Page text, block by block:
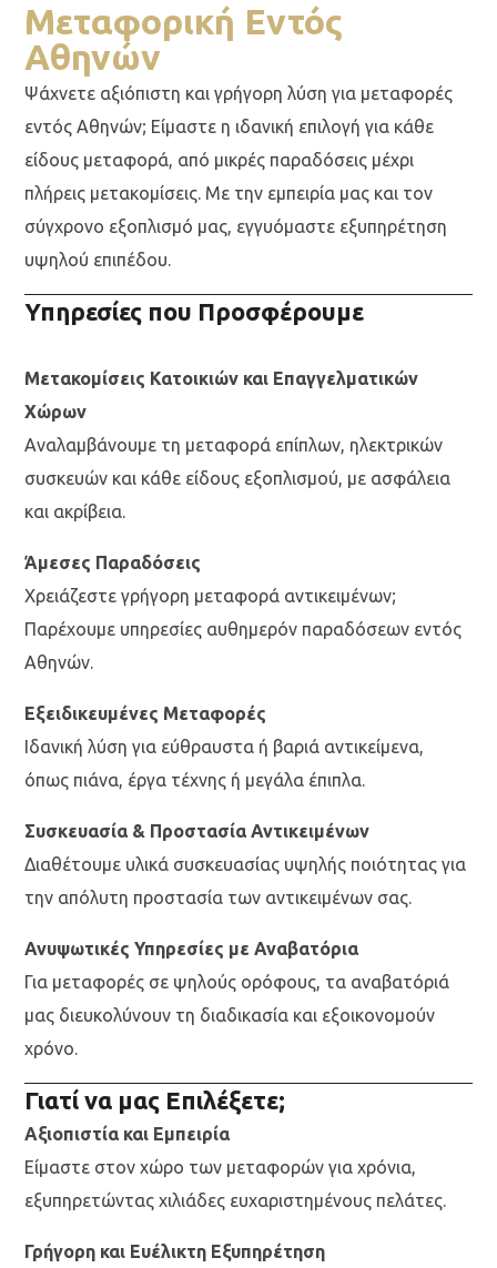
Μεταφορική Εντός
Αθηνών
Ψάχνετε αξιόπιστη και γρήγορη λύση για μεταφορές
εντός Αθηνών; Είμαστε η ιδανική επιλογή για κάθε
είδους μεταφορά, από μικρές παραδόσεις μέχρι
πλήρεις μετακομίσεις. Με την εμπειρία μας και τον
σύγχρονο εξοπλισμό μας, εγγυόμαστε εξυπηρέτηση
υψηλού επιπέδου.
Υπηρεσίες που Προσφέρουμε
Μετακομίσεις Κατοικιών και Επαγγελματικών
Χώρων
Αναλαμβάνουμε τη μεταφορά επίπλων, ηλεκτρικών
συσκευών και κάθε είδους εξοπλισμού, με ασφάλεια
και ακρίβεια.
Άμεσες Παραδόσεις
Χρειάζεστε γρήγορη μεταφορά αντικειμένων;
Παρέχουμε υπηρεσίες αυθημερόν παραδόσεων εντός
Αθηνών.
Εξειδικευμένες Μεταφορές
Ιδανική λύση για εύθραυστα ή βαριά αντικείμενα,
όπως πιάνα, έργα τέχνης ή μεγάλα έπιπλα.
Συσκευασία & Προστασία Αντικειμένων
Διαθέτουμε υλικά συσκευασίας υψηλής ποιότητας για
την απόλυτη προστασία των αντικειμένων σας.
Ανυψωτικές Υπηρεσίες με Αναβατόρια
Για μεταφορές σε ψηλούς ορόφους, τα αναβατόριά
μας διευκολύνουν τη διαδικασία και εξοικονομούν
χρόνο.
Γιατί να μας Επιλέξετε;
Αξιοπιστία και Εμπειρία
Είμαστε στον χώρο των μεταφορών για χρόνια,
εξυπηρετώντας χιλιάδες ευχαριστημένους πελάτες.
Γρήγορη και Ευέλικτη Εξυπηρέτηση